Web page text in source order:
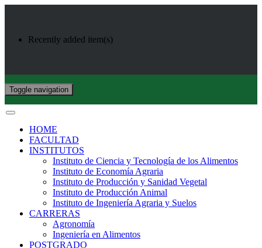
Recently added item(s)
Toggle navigation
HOME
FACULTAD
INSTITUTOS
Instituto de Ciencia y Tecnología de los Alimentos
Instituto de Economía Agraria
Instituto de Producción y Sanidad Vegetal
Instituto de Producción Animal
Instituto de Ingeniería Agraria y Suelos
CARRERAS
Agronomía
Ingeniería en Alimentos
POSTGRADO